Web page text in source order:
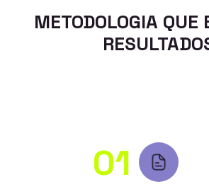
METODOLOGIA QUE
01